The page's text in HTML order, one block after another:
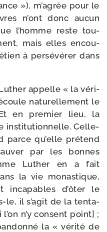
»), m’agrée pour le
n’ont donc aucun
l’homme reste tou­
mais elles encou­
à per­sé­vé­rer dans
appelle « la véri­
natu­rel­le­ment le
en pre­mier lieu, la
ins­ti­tu­tion­nelle. Celle-​
parce qu’elle pré­tend
par les bonnes
Luther en a fait
la vie monas­tique,
inca­pables d’ôter le
​le, il s’agit de la ten­ta­
n’y consent point] ;
la « véri­té de